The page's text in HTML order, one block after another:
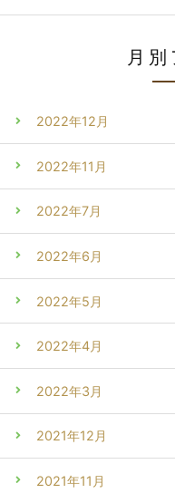
月
2022年12月
2022年11月
2022年7月
2022年6月
2022年5月
2022年4月
2022年3月
2021年12月
2021年11月